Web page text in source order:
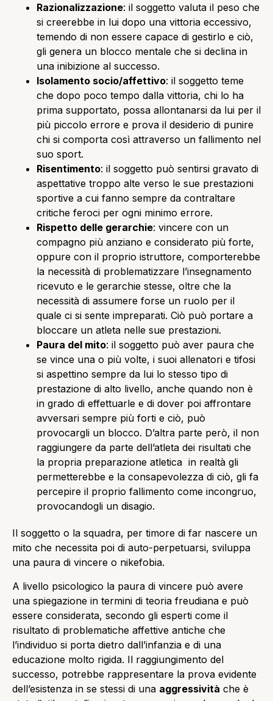
Razionalizzazione: il soggetto valuta il peso che
si creerebbe in lui dopo una vittoria eccessivo,
temendo di non essere capace di gestirlo e ciò,
gli genera un blocco mentale che si declina in
una inibizione al successo.
Isolamento socio/affettivo: il soggetto teme
che dopo poco tempo dalla vittoria, chi lo ha
prima supportato, possa allontanarsi da lui per il
più piccolo errore e prova il desiderio di punire
chi si comporta così attraverso un fallimento nel
suo sport.
Risentimento: il soggetto può sentirsi gravato di
aspettative troppo alte verso le sue prestazioni
sportive a cui fanno sempre da contraltare
critiche feroci per ogni minimo errore.
Rispetto delle gerarchie: vincere con un
compagno più anziano e considerato più forte,
oppure con il proprio istruttore, comporterebbe
la necessità di problematizzare l’insegnamento
ricevuto e le gerarchie stesse, oltre che la
necessità di assumere forse un ruolo per il
quale ci si sente impreparati. Ciò può portare a
bloccare un atleta nelle sue prestazioni.
Paura del mito: il soggetto può aver paura che
se vince una o più volte, i suoi allenatori e tifosi
si aspettino sempre da lui lo stesso tipo di
prestazione di alto livello, anche quando non è
in grado di effettuarle e di dover poi affrontare
avversari sempre più forti e ciò, può
provocargli un blocco. D’altra parte però, il non
raggiungere da parte dell’atleta dei risultati che
la propria preparazione atletica in realtà gli
permetterebbe e la consapevolezza di ciò, gli fa
percepire il proprio fallimento come incongruo,
provocandogli un disagio.
Il soggetto o la squadra, per timore di far nascere un
mito che necessita poi di auto-perpetuarsi, sviluppa
una paura di vincere o nikefobia.
A livello psicologico la paura di vincere può avere
una spiegazione in termini di teoria freudiana e può
essere considerata, secondo gli esperti come il
risultato di problematiche affettive antiche che
l’individuo si porta dietro dall’infanzia e di una
educazione molto rigida. Il raggiungimento del
successo, potrebbe rappresentare la prova evidente
dell’esistenza in se stessi di una aggressività che è